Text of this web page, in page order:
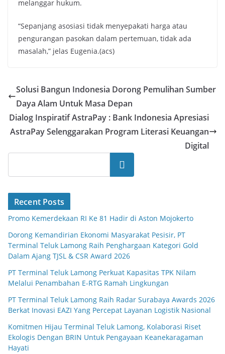
melanggar hukum.
“Sepanjang asosiasi tidak menyepakati harga atau
pengurangan pasokan dalam pertemuan, tidak ada
masalah,” jelas Eugenia.(acs)
Solusi Bangun Indonesia Dorong Pemulihan Sumber
Daya Alam Untuk Masa Depan
Dialog Inspiratif AstraPay : Bank Indonesia Apresiasi
AstraPay Selenggarakan Program Literasi Keuangan
Digital
Search
Recent Posts
Promo Kemerdekaan RI Ke 81 Hadir di Aston Mojokerto
Dorong Kemandirian Ekonomi Masyarakat Pesisir, PT
Terminal Teluk Lamong Raih Penghargaan Kategori Gold
Dalam Ajang TJSL & CSR Award 2026
PT Terminal Teluk Lamong Perkuat Kapasitas TPK Nilam
Melalui Penambahan E-RTG Ramah Lingkungan
PT Terminal Teluk Lamong Raih Radar Surabaya Awards 2026
Berkat Inovasi EAZI Yang Percepat Layanan Logistik Nasional
Komitmen Hijau Terminal Teluk Lamong, Kolaborasi Riset
Ekologis Dengan BRIN Untuk Pengayaan Keanekaragaman
Hayati